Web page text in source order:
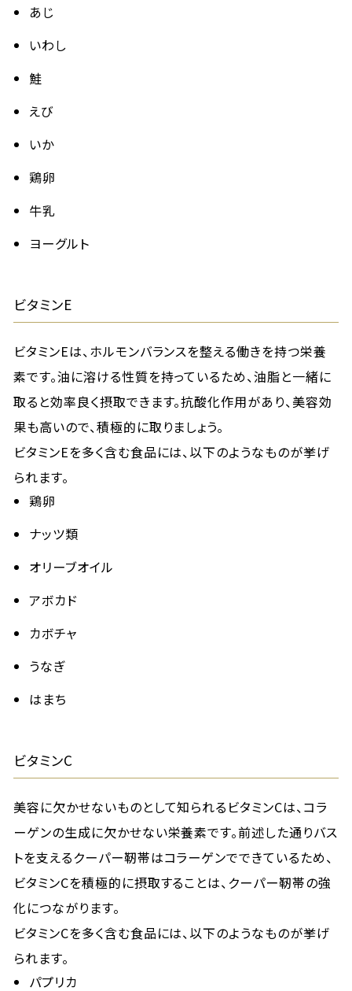
あじ
いわし
鮭
えび
いか
鶏卵
牛乳
ヨーグルト
ビタミンE
ビタミンEは、ホルモンバランスを整える働きを持つ栄養
素です。油に溶ける性質を持っているため、油脂と一緒に
取ると効率良く摂取できます。抗酸化作用があり、美容効
果も高いので、積極的に取りましょう。
ビタミンEを多く含む食品には、以下のようなものが挙げ
られます。
鶏卵
ナッツ類
オリーブオイル
アボカド
カボチャ
うなぎ
はまち
ビタミンC
美容に欠かせないものとして知られるビタミンCは、コラ
ーゲンの生成に欠かせない栄養素です。前述した通りバス
トを支えるクーパー靭帯はコラーゲンでできているため、
ビタミンCを積極的に摂取することは、クーパー靭帯の強
化につながります。
ビタミンCを多く含む食品には、以下のようなものが挙げ
られます。
パプリカ